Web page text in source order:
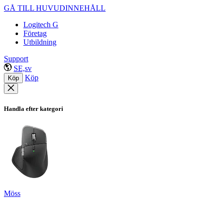
GÅ TILL HUVUDINNEHÅLL
Logitech G
Företag
Utbildning
Support
SE,sv
Köp Köp
Handla efter kategori
Möss